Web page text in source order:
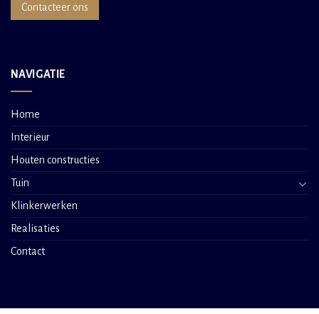
Contacteer ons
NAVIGATIE
Home
Interieur
Houten constructies
Tuin
Klinkerwerken
Realisaties
Contact